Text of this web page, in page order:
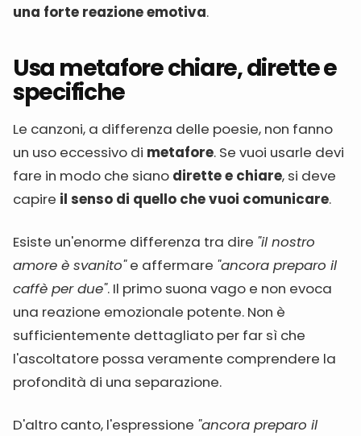
una forte reazione emotiva.
Usa metafore chiare, dirette e
specifiche
Le canzoni, a differenza delle poesie, non fanno
un uso eccessivo di metafore. Se vuoi usarle devi
fare in modo che siano dirette e chiare, si deve
capire il senso di quello che vuoi comunicare.
Esiste un'enorme differenza tra dire "il nostro
amore è svanito"e affermare "ancora preparo il
caffè per due". Il primo suona vago e non evoca
una reazione emozionale potente. Non è
sufficientemente dettagliato per far sì che
l'ascoltatore possa veramente comprendere la
profondità di una separazione.
D'altro canto, l'espressione "ancora preparo il